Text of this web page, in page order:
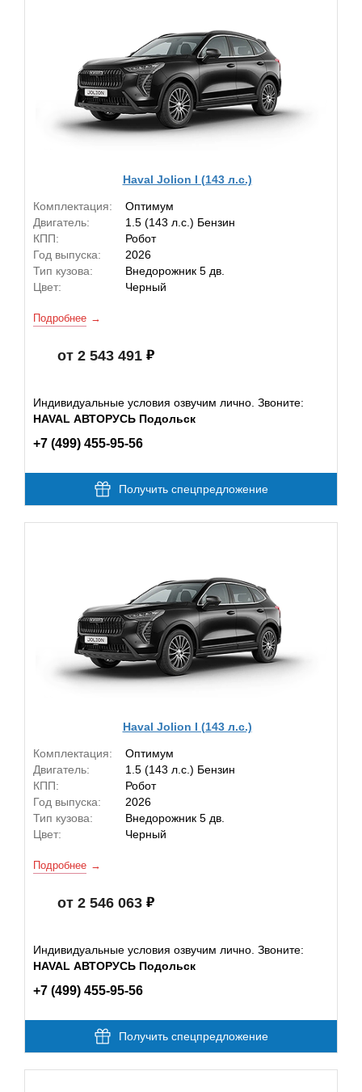
Haval Jolion I (143 л.с.)
Комплектация:
Оптимум
Двигатель:
1.5 (143 л.с.) Бензин
КПП:
Робот
Год выпуска:
2026
Тип кузова:
Внедорожник 5 дв.
Цвет:
Черный
Подробнее
от 2 543 491
Индивидуальные условия озвучим лично. Звоните:
HAVAL АВТОРУСЬ Подольск
+7 (499) 455-95-56
Получить спецпредложение
Haval Jolion I (143 л.с.)
Комплектация:
Оптимум
Двигатель:
1.5 (143 л.с.) Бензин
КПП:
Робот
Год выпуска:
2026
Тип кузова:
Внедорожник 5 дв.
Цвет:
Черный
Подробнее
от 2 546 063
Индивидуальные условия озвучим лично. Звоните:
HAVAL АВТОРУСЬ Подольск
+7 (499) 455-95-56
Получить спецпредложение